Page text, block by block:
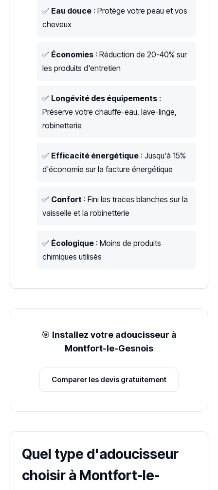
✅ Eau douce : Protège votre peau et vos
cheveux
✅ Économies : Réduction de 20-40% sur
les produits d'entretien
✅ Longévité des équipements :
Préserve votre chauffe-eau, lave-linge,
robinetterie
✅ Efficacité énergétique : Jusqu'à 15%
d'économie sur la facture énergétique
✅ Confort : Fini les traces blanches sur la
vaisselle et la robinetterie
✅ Écologique : Moins de produits
chimiques utilisés
🎯 Installez votre adoucisseur à
Montfort-le-Gesnois
Comparer les devis gratuitement
Quel type d'adoucisseur
choisir à Montfort-le-